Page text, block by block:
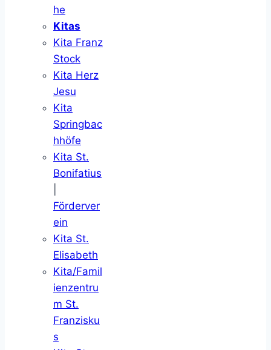
he
Kitas
Kita Franz
Stock
Kita Herz
Jesu
Kita
Springbac
hhöfe
Kita St.
Bonifatius
Förderver
ein
Kita St.
Elisabeth
Kita/Famil
ienzentru
m St.
Franzisku
s